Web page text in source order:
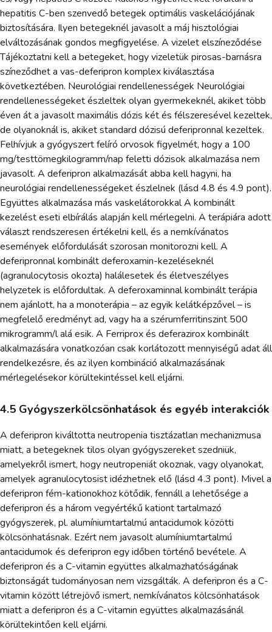
hepatitis C-ben szenvedő betegek optimális vaskelációjának
biztosítására. Ilyen betegeknél javasolt a máj hisztológiai
elváltozásának gondos megfigyelése. A vizelet elszíneződése
Tájékoztatni kell a betegeket, hogy vizeletük pirosas-barnásra
színeződhet a vas-deferipron komplex kiválasztása
következtében. Neurológiai rendellenességek Neurológiai
rendellenességeket észleltek olyan gyermekeknél, akiket több
éven át a javasolt maximális dózis két és félszeresével kezeltek,
de olyanoknál is, akiket standard dózisú deferipronnal kezeltek.
Felhívjuk a gyógyszert felíró orvosok figyelmét, hogy a 100
mg/testtömegkilogramm/nap feletti dózisok alkalmazása nem
javasolt. A deferipron alkalmazását abba kell hagyni, ha
neurológiai rendellenességeket észlelnek (lásd 4.8 és 4.9 pont).
Együttes alkalmazása más vaskelátorokkal A kombinált
kezelést eseti elbírálás alapján kell mérlegelni. A terápiára adott
választ rendszeresen értékelni kell, és a nemkívánatos
események előfordulását szorosan monitorozni kell. A
deferipronnal kombinált deferoxamin-kezeléseknél
(agranulocytosis okozta) halálesetek és életveszélyes
helyzetek is előfordultak. A deferoxaminnal kombinált terápia
nem ajánlott, ha a monoterápia – az egyik kelátképzővel – is
megfelelő eredményt ad, vagy ha a szérumferritinszint 500
mikrogramm/l alá esik. A Ferriprox és deferazirox kombinált
alkalmazására vonatkozóan csak korlátozott mennyiségű adat áll
rendelkezésre, és az ilyen kombináció alkalmazásának
mérlegelésekor körültekintéssel kell eljárni.
4.5 Gyógyszerkölcsönhatások és egyéb interakciók
A deferipron kiváltotta neutropenia tisztázatlan mechanizmusa
miatt, a betegeknek tilos olyan gyógyszereket szedniük,
amelyekről ismert, hogy neutropeniát okoznak, vagy olyanokat,
amelyek agranulocytosist idézhetnek elő (lásd 4.3 pont). Mivel a
deferipron fém-kationokhoz kötődik, fennáll a lehetősége a
deferipron és a három vegyértékű kationt tartalmazó
gyógyszerek, pl. alumíniumtartalmú antacidumok közötti
kölcsönhatásnak. Ezért nem javasolt alumíniumtartalmú
antacidumok és deferipron egy időben történő bevétele. A
deferipron és a C-vitamin együttes alkalmazhatóságának
biztonságát tudományosan nem vizsgálták. A deferipron és a C-
vitamin között létrejövő ismert, nemkívánatos kölcsönhatások
miatt a deferipron és a C-vitamin együttes alkalmazásánál
körültekintően kell eljárni.